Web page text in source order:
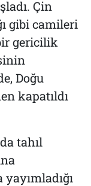
Çin
gibi camileri
gericilik
Doğu
kapatıldı
tahıl